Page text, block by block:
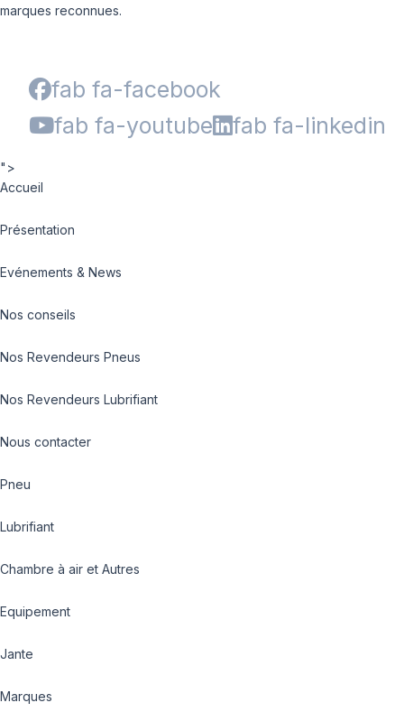
marques reconnues.
fab fa-facebook
fab fa-youtube
fab fa-linkedin
">
Accueil
Présentation
Evénements & News
Nos conseils
Nos Revendeurs Pneus
Nos Revendeurs Lubrifiant
Nous contacter
Pneu
Lubrifiant
Chambre à air et Autres
Equipement
Jante
Marques